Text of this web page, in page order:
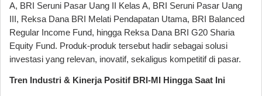
A, BRI Seruni Pasar Uang II Kelas A, BRI Seruni Pasar Uang
III, Reksa Dana BRI Melati Pendapatan Utama, BRI Balanced
Regular Income Fund, hingga Reksa Dana BRI G20 Sharia
Equity Fund. Produk-produk tersebut hadir sebagai solusi
investasi yang relevan, inovatif, sekaligus kompetitif di pasar.
Tren Industri & Kinerja Positif BRI-MI Hingga Saat Ini